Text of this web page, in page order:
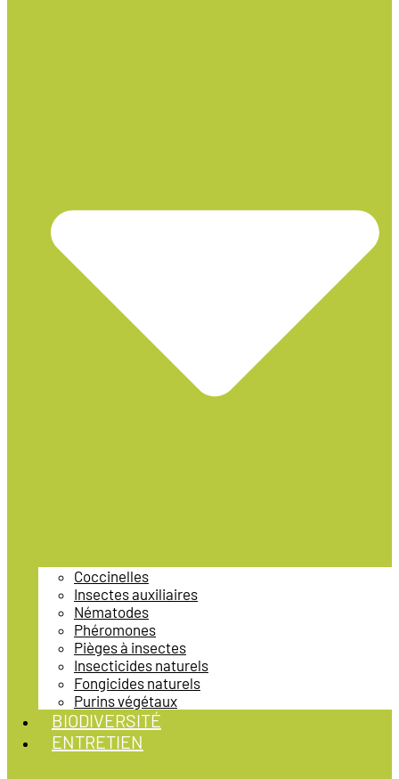
Coccinelles
Insectes auxiliaires
Nématodes
Phéromones
Pièges à insectes
Insecticides naturels
Fongicides naturels
Purins végétaux
BIODIVERSITÉ
ENTRETIEN